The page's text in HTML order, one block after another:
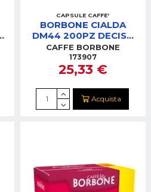
CAPSULE CAFFE'
BORBONE CIALDA
DM44 200PZ DECISA
(NERA)
44BNERADECISA200PZ
CAFFE BORBONE
173907
25,33 €
Acquista